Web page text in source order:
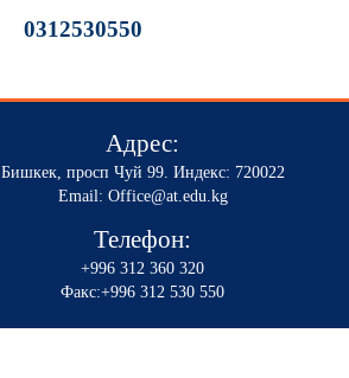
0312530550
Адрес:
Бишкек, просп Чуй 99. Индекс: 720022
Email: Office@at.edu.kg
Телефон:
+996 312 360 320
Факс:+996 312 530 550